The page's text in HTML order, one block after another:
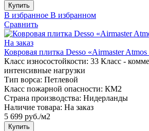
Купить
В избранное В избранном
Сравнить
На заказ
Ковровая плитка Desso «Airmaster
Класс износостойкости: 33 Класс -
интенсивные нагрузки
Тип ворса: Петлевой
Класс пожарной опасности: КМ2
Страна производства: Нидерланды
Наличие товара: На заказ
5 699 руб./м2
Купить